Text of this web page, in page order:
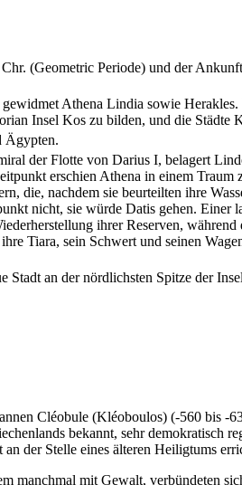
(Geometric Periode) und der
Athena Lindia sowie
Insel Kos zu bilden, und die Städte
Ägypten.
der Flotte von Darius I, belagert
erschien Athena in einem
die, nachdem sie beurteilten ihre
nicht, sie würde Datis gehen. Einer
ihrer Reserven,
Tiara, sein Schwert und seinen
Stadt an der nördlichsten Spitze der
Cléobule (Kléoboulos) (-560 bis -
bekannt, sehr demokratisch
der Stelle eines älteren Heiligtums
mit Gewalt, verbündeten